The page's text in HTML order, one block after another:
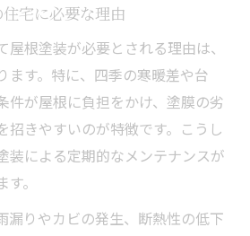
まい全体の保護力が向上する
壁塗装の費用面の比較ポイン
壁塗装の最適なタイミングと
が充実した屋根塗装の魅力
宅に必要な理由
根塗装が必要とされる理由は、
ます。特に、四季の寒暖差や台
件が屋根に負担をかけ、塗膜の劣
招きやすいのが特徴です。こうし
装による定期的なメンテナンスが
。
漏りやカビの発生、断熱性の低下